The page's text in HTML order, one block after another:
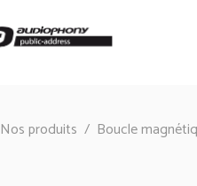
Nos produits / Boucle